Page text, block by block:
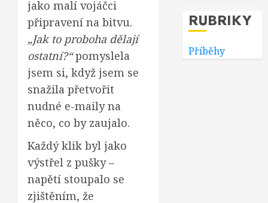
jako malí vojáčci
připravení na bitvu.
„Jak to proboha dělají
ostatní?“pomyslela
jsem si, když jsem se
snažila přetvořit
nudné e-maily na
něco, co by zaujalo.
Každý klik byl jako
výstřel z pušky –
napětí stoupalo se
zjištěním, že
RUBRIKY
Příběhy